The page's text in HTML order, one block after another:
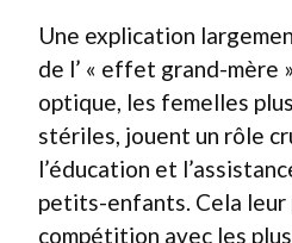
Une explication
de l’ « effet grand-mère
optique, les femelles
stériles, jouent un rôle
l’éducation et
petits-enfants. Cela leur
compétition avec les